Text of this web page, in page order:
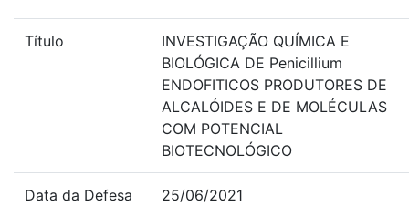
Título
INVESTIGAÇÃO QUÍMICA E
BIOLÓGICA DE Penicillium
ENDOFITICOS PRODUTORES DE
ALCALÓIDES E DE MOLÉCULAS
COM POTENCIAL
BIOTECNOLÓGICO
Data da Defesa 25/06/2021